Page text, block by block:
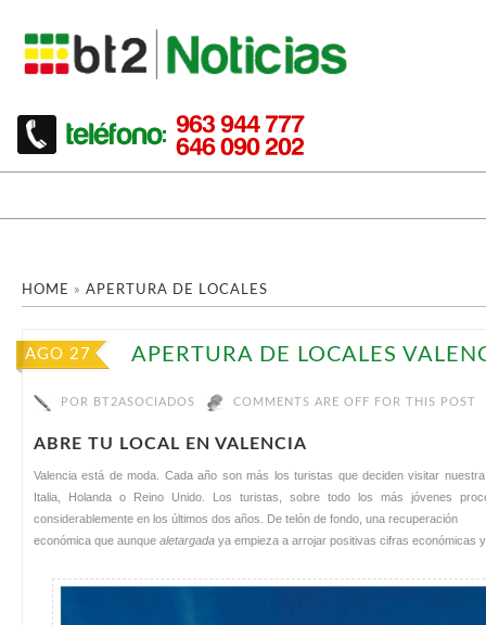
HOME » APERTURA DE LOCALES
AGO 27 APERTURA DE LOCALES
POR BT2ASOCIADOS COMMENTS ARE OFF FOR THIS POST
ABRE TU LOCAL EN VALENCIA
Valencia está de moda. Cada año son más los turistas que deciden visitar
Italia, Holanda o Reino Unido. Los turistas, sobre todo los más jóvenes
considerablemente en los últimos dos años. De telón de fondo, una recuperación
económica que aunque aletargada ya empieza a arrojar positivas cifras económicas